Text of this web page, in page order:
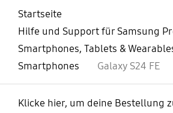
Startseite
Hilfe und Support für Samsung
Smartphones, Tablets &
Smartphones
Galaxy S24 FE
Klicke hier, um deine Bestellung